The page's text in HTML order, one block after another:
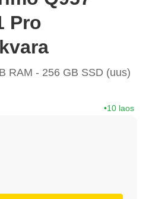
Pro
RAM - 256 GB SSD (uus)
10 laos